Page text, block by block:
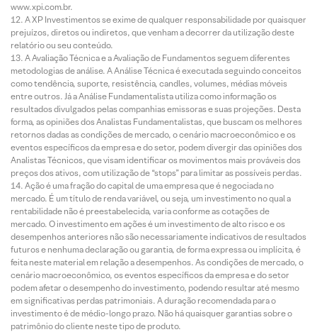
www.xpi.com.br.
A XP Investimentos se exime de qualquer responsabilidade por quaisquer
prejuízos, diretos ou indiretos, que venham a decorrer da utilização deste
relatório ou seu conteúdo.
A Avaliação Técnica e a Avaliação de Fundamentos seguem diferentes
metodologias de análise. A Análise Técnica é executada seguindo conceitos
como tendência, suporte, resistência, candles, volumes, médias móveis
entre outros. Já a Análise Fundamentalista utiliza como informação os
resultados divulgados pelas companhias emissoras e suas projeções. Desta
forma, as opiniões dos Analistas Fundamentalistas, que buscam os melhores
retornos dadas as condições de mercado, o cenário macroeconômico e os
eventos específicos da empresa e do setor, podem divergir das opiniões dos
Analistas Técnicos, que visam identificar os movimentos mais prováveis dos
preços dos ativos, com utilização de “stops” para limitar as possíveis perdas.
Ação é uma fração do capital de uma empresa que é negociada no
mercado. É um título de renda variável, ou seja, um investimento no qual a
rentabilidade não é preestabelecida, varia conforme as cotações de
mercado. O investimento em ações é um investimento de alto risco e os
desempenhos anteriores não são necessariamente indicativos de resultados
futuros e nenhuma declaração ou garantia, de forma expressa ou implícita, é
feita neste material em relação a desempenhos. As condições de mercado, o
cenário macroeconômico, os eventos específicos da empresa e do setor
podem afetar o desempenho do investimento, podendo resultar até mesmo
em significativas perdas patrimoniais. A duração recomendada para o
investimento é de médio-longo prazo. Não há quaisquer garantias sobre o
patrimônio do cliente neste tipo de produto.